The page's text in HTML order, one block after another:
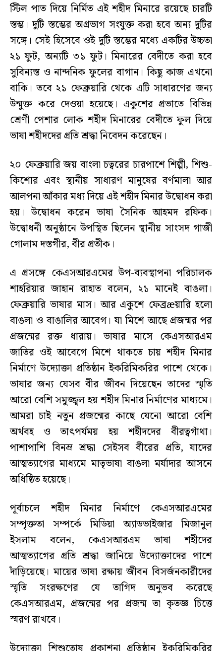
স্টিল পাত দিয়ে নির্মিত এই শহীদ মিনারে রয়েছে চারটি
স্তম্ভ। দুটি স্তম্ভের অগ্রভাগ সংযুক্ত করা হবে অন্য দুটির
সঙ্গে। সেই হিসেবে ওই দুটি স্তম্ভের মধ্যে একটির উচ্চতা
২১ ফুট, অন্যটি ৩১ ফুট। মিনারের বেদীতে করা হবে
সুবিন্যস্ত ও নান্দনিক ফুলের বাগান। কিছু কাজ এখনো
বাকি। তবে ২১ ফেব্রুয়ারি থেকে এটি সাধারণের জন্য
উন্মুক্ত করে দেওয়া হয়েছে। একুশের প্রভাতে বিভিন্ন
শ্রেণী পেশার লোক শহীদ মিনারের বেদীতে ফুল দিয়ে
ভাষা শহীদদের প্রতি শ্রদ্ধা নিবেদন করেছেন।
২০ ফেব্রুয়ারি জয় বাংলা চত্বরের চারপাশে শিল্পী, শিশু-
কিশোর এবং স্থানীয় সাধারণ মানুষের বর্ণমালা আর
আলপনা আঁকার মধ্য দিয়ে এই শহীদ মিনার উদ্বোধন করা
হয়। উদ্বোধন করেন ভাষা সৈনিক আহমদ রফিক।
উদ্বোধনী অনুষ্ঠানে উপস্থিত ছিলেন স্থানীয় সাংসদ গাজী
গোলাম দস্তগীর, বীর প্রতীক।
এ প্রসঙ্গে কেএসআরএমের উপ-ব্যবস্থাপনা পরিচালক
শাহরিয়ার জাহান রাহাত বলেন, ২১ মানেই বাঙলা।
ফেব্রুয়ারি ভাষার মাস। আর একুশে ফেব্রæয়ারি হলো
বাঙলা ও বাঙালির আবেগ। যা মিশে আছে প্রজন্মর পর
প্রজন্মের রক্ত ধারায়। ভাষার মাসে কেএসআরএম
জাতির ওই আবেগে মিশে থাকতে চায় শহীদ মিনার
নির্মাণে উদ্যোক্তা প্রতিষ্ঠান ইকরিমিকরির পাশে থেকে।
ভাষার জন্য যেসব বীর জীবন দিয়েছেন তাদের স্মৃতি
আরো বেশি সমুজ্জ্বল হয় শহীদ মিনার নির্মাণের মাধ্যমে।
আমরা চাই নতুন প্রজন্মের কাছে যেনো আরো বেশি
অর্থবহ ও তাৎপর্যময় হয় শহীদদের বীরত্বগাঁথা।
পাশাপাশি বিনম্র শ্রদ্ধা সেইসব বীরের প্রতি, যাদের
আত্মত্যাগের মাধ্যমে মাতৃভাষা বাঙলা মর্যাদার আসনে
অধিষ্ঠিত হয়েছে।
পূর্বাচলে শহীদ মিনার নির্মাণে কেএসআরএমের
সম্পৃক্ততা সম্পর্কে মিডিয়া অ্যাডভাইজার মিজানুল
ইসলাম বলেন, কেএসআরএম ভাষা শহীদের
আত্মত্যাগের প্রতি শ্রদ্ধা জানিয়ে উদ্যোক্তাদের পাশে
দাঁড়িয়েছে। মায়ের ভাষা রক্ষায় জীবন বিসর্জনকারীদের
স্মৃতি সংরক্ষণের যে তাগিদ অনুভব করেছে
কেএসআরএম, প্রজন্মের পর প্রজন্ম তা কৃতজ্ঞ চিত্তে
স্মরণ রাখবে।